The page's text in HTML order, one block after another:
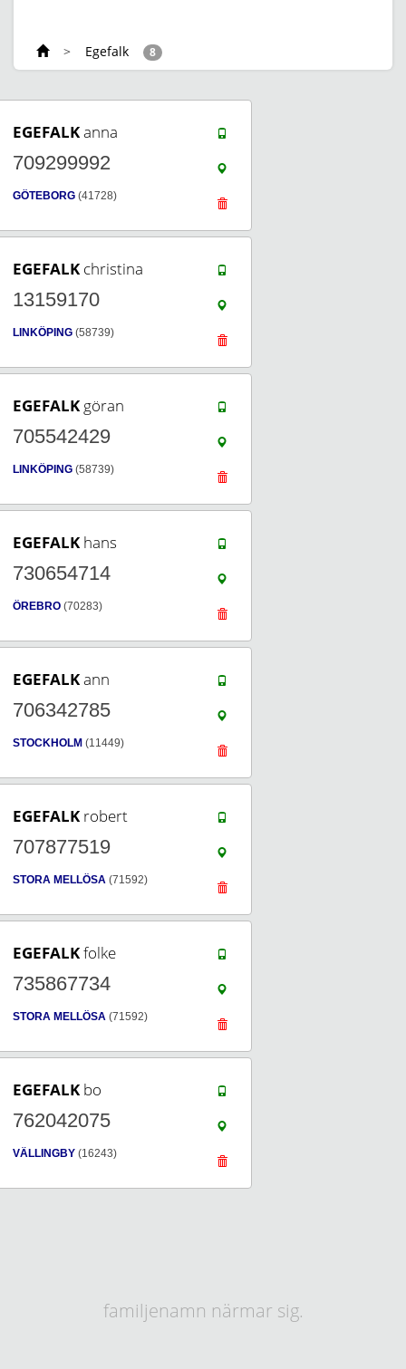
> Egefalk 8
EGEFALKanna
709299992
GÖTEBORG (41728)
EGEFALK christina
13159170
LINKÖPING (58739)
EGEFALK göran
705542429
LINKÖPING (58739)
EGEFALK hans
730654714
ÖREBRO (70283)
EGEFALKann
706342785
STOCKHOLM (11449)
EGEFALK robert
707877519
STORA MELLÖSA (71592)
EGEFALKfolke
735867734
STORA MELLÖSA (71592)
EGEFALK bo
762042075
VÄLLINGBY (16243)
familjenamn närmar sig.